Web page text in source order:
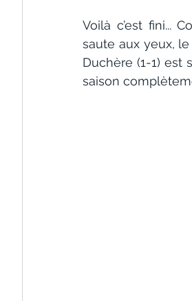
Voilà c’est fini...
saute aux yeux,
Duchère (1-1)
saison